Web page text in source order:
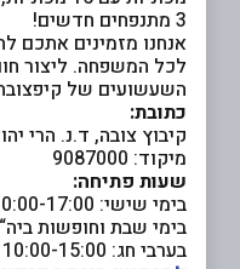
3 מתנפחים חדשים!
אנחנו מזמינים אתכם
לכל המשפחה. ליצור
השעשועים של
כתובת:
קיבוץ צובה, ד.נ. הרי
מיקוד: 9087000
שעות פתיחה:
בימי שישי: 10:00-17:00
בימי שבת וחופשות ביה“ס: 10:00-
בערבי חג: 10:00-15:00